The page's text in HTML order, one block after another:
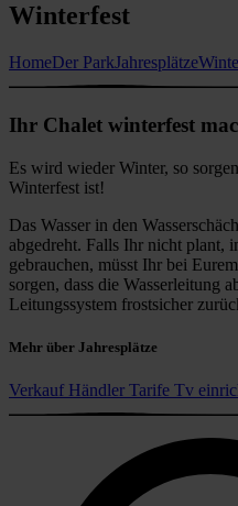
Winterfest
HomeDer ParkJahresplätze
Ihr Chalet winterfest
Es wird wieder Winter, so
Winterfest ist!
Das Wasser in den
abgedreht. Falls Ihr nicht plant,
gebrauchen, müsst Ihr bei
sorgen, dass die Wasserleitung
Leitungssystem frostsicher
Mehr über Jahresplätze
Verkauf Händler Tarife Tv